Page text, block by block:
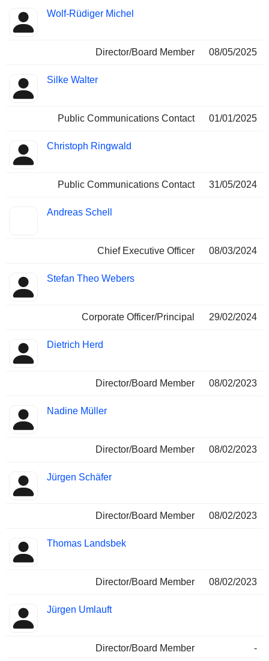
Wolf-Rüdiger Michel
Director/Board Member 08/05/2025
Silke Walter
Public Communications Contact 01/01/2025
Christoph Ringwald
Public Communications Contact 31/05/2024
Andreas Schell
Chief Executive Officer 08/03/2024
Stefan Theo Webers
Corporate Officer/Principal 29/02/2024
Dietrich Herd
Director/Board Member 08/02/2023
Nadine Müller
Director/Board Member 08/02/2023
Jürgen Schäfer
Director/Board Member 08/02/2023
Thomas Landsbek
Director/Board Member 08/02/2023
Jürgen Umlauft
Director/Board Member
-